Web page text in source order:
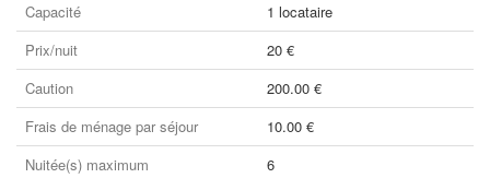
Capacité
1 locataire
Prix/nuit
20 €
Caution
200.00 €
Frais de ménage par séjour
10.00 €
Nuitée(s) maximum
6